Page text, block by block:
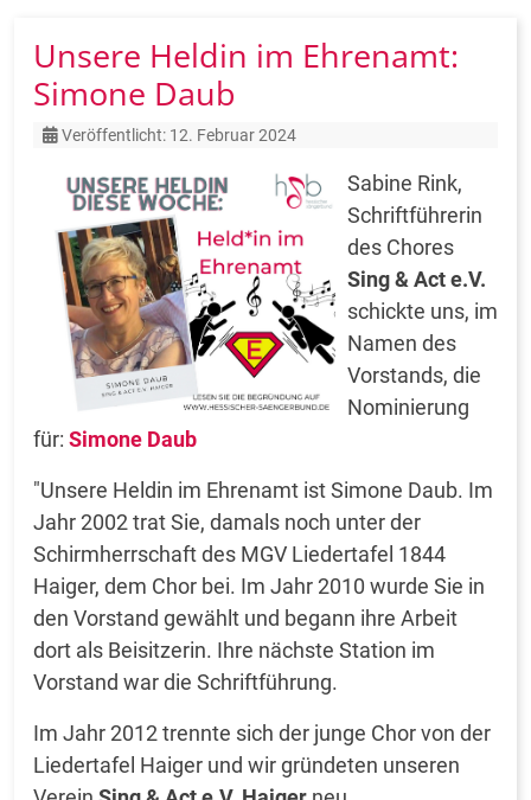
Unsere Heldin im Ehrenamt:
Simone Daub
Details
Veröffentlicht: 12. Februar 2024
Sabine Rink,
Schriftführerin
des Chores
Sing & Act e.V.
schickte uns, im
Namen des
Vorstands, die
Nominierung
für: Simone Daub
"Unsere Heldin im Ehrenamt ist Simone Daub. Im
Jahr 2002 trat Sie, damals noch unter der
Schirmherrschaft des MGV Liedertafel 1844
Haiger, dem Chor bei. Im Jahr 2010 wurde Sie in
den Vorstand gewählt und begann ihre Arbeit
dort als Beisitzerin. Ihre nächste Station im
Vorstand war die Schriftführung.
Im Jahr 2012 trennte sich der junge Chor von der
Liedertafel Haiger und wir gründeten unseren